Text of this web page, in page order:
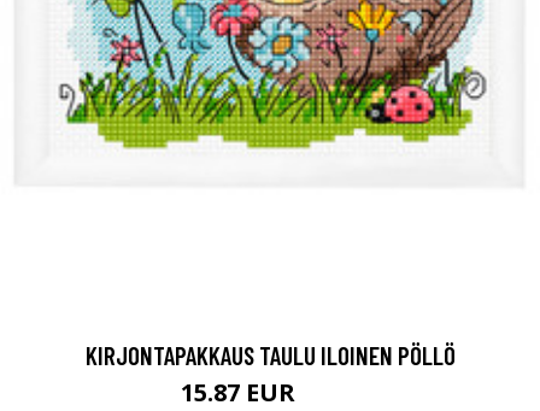
KIRJONTAPAKKAUS TAULU ILOINEN PÖLLÖ
15.87 EUR